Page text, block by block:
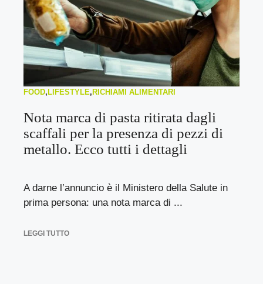
FOOD, LIFESTYLE, RICHIAMI ALIMENTARI
Nota marca di pasta ritirata dagli
scaffali per la presenza di pezzi di
metallo. Ecco tutti i dettagli
A darne l’annuncio è il Ministero della Salute in
prima persona: una nota marca di ...
LEGGI TUTTO